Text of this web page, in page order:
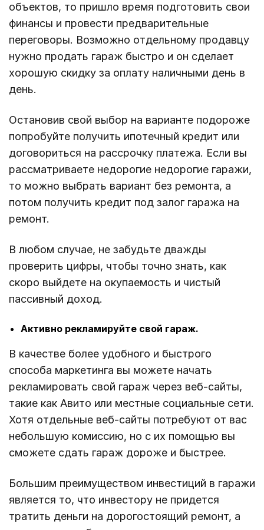
объектов, то пришло время подготовить свои
финансы и провести предварительные
переговоры. Возможно отдельному продавцу
нужно продать гараж быстро и он сделает
хорошую скидку за оплату наличными день в
день.
Остановив свой выбор на варианте подороже
попробуйте получить ипотечный кредит или
договориться на рассрочку платежа. Если вы
рассматриваете недорогие недорогие гаражи,
то можно выбрать вариант без ремонта, а
потом получить кредит под залог гаража на
ремонт.
В любом случае, не забудьте дважды
проверить цифры, чтобы точно знать, как
скоро выйдете на окупаемость и чистый
пассивный доход.
Активно рекламируйте свой гараж.
В качестве более удобного и быстрого
способа маркетинга вы можете начать
рекламировать свой гараж через веб-сайты,
такие как Авито или местные социальные сети.
Хотя отдельные веб-сайты потребуют от вас
небольшую комиссию, но с их помощью вы
сможете сдать гараж дороже и быстрее.
Большим преимуществом инвестиций в гаражи
является то, что инвестору не придется
тратить деньги на дорогостоящий ремонт, а